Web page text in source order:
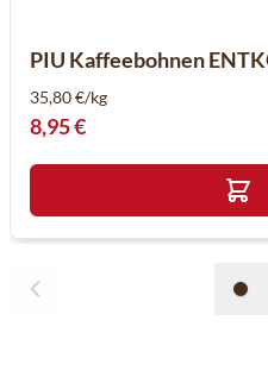
PIU Kaffeebohnen
35,80 €/kg
8,95 €